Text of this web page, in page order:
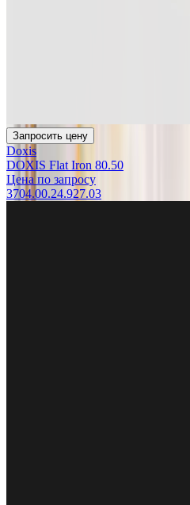
Запросить цену
Doxis
DOXIS Flat Iron 80.50
Цена по запросу
3704.00.24.927.03